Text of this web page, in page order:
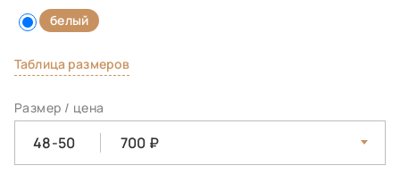
белый
Таблица размеров
Размер / цена
48-50 700